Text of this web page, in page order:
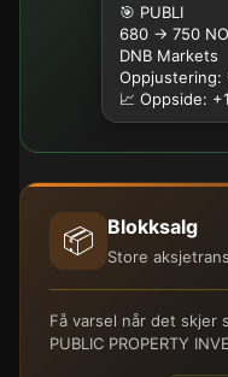
🎯 PUBLI
680 → 750
DNB Markets
Oppjustering:
📈 Oppside:
📦 Blokksalg
Store
Få varsel når det skjer
PUBLIC PROPERTY